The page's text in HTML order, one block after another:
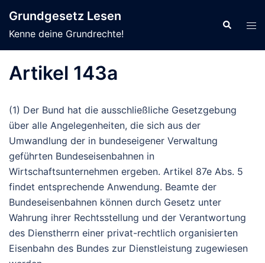
Inhalt
springen
Grundgesetz Lesen
Kenne deine Grundrechte!
Suche
Artikel 143a
(1) Der Bund hat die ausschließliche Gesetzgebung
über alle Angelegenheiten, die sich aus der
Umwandlung der in bundeseigener Verwaltung
geführten Bundeseisenbahnen in
Wirtschaftsunternehmen ergeben. Artikel 87e Abs. 5
findet entsprechende Anwendung. Beamte der
Bundeseisenbahnen können durch Gesetz unter
Wahrung ihrer Rechtsstellung und der Verantwortung
des Dienstherrn einer privat-rechtlich organisierten
Eisenbahn des Bundes zur Dienstleistung zugewiesen